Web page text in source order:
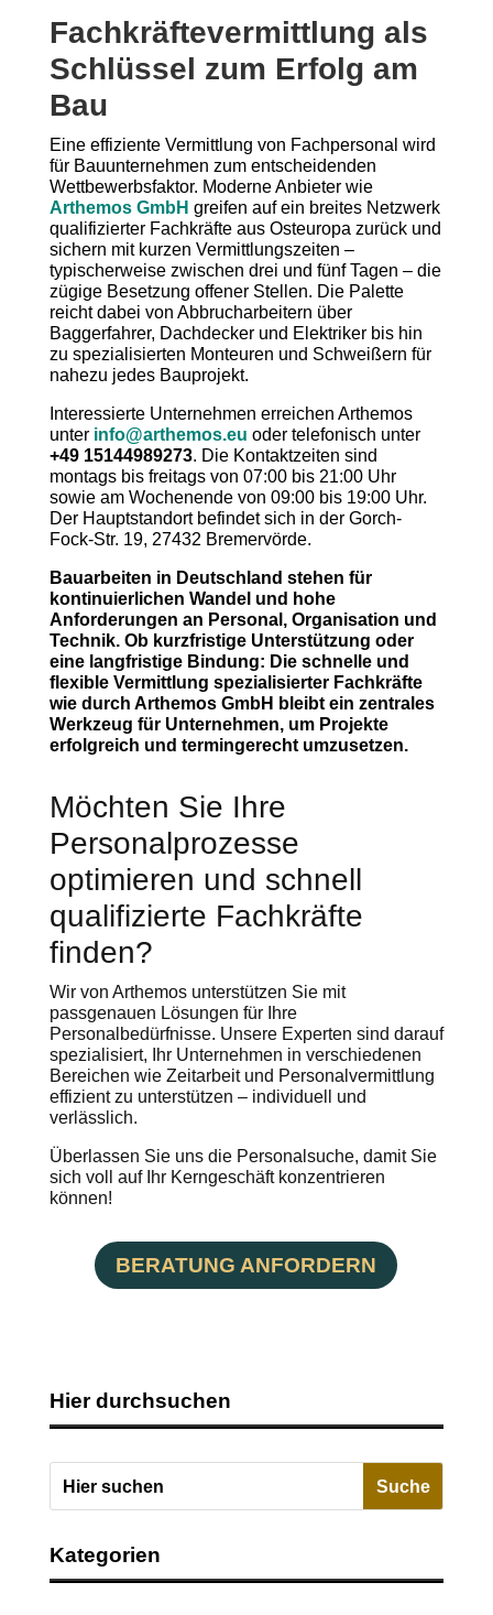
Fachkräftevermittlung als
Schlüssel zum Erfolg am
Bau
Eine effiziente Vermittlung von Fachpersonal wird
für Bauunternehmen zum entscheidenden
Wettbewerbsfaktor. Moderne Anbieter wie
Arthemos GmbH greifen auf ein breites Netzwerk
qualifizierter Fachkräfte aus Osteuropa zurück und
sichern mit kurzen Vermittlungszeiten –
typischerweise zwischen drei und fünf Tagen – die
zügige Besetzung offener Stellen. Die Palette
reicht dabei von Abbrucharbeitern über
Baggerfahrer, Dachdecker und Elektriker bis hin
zu spezialisierten Monteuren und Schweißern für
nahezu jedes Bauprojekt.
Interessierte Unternehmen erreichen Arthemos
unter info@arthemos.eu oder telefonisch unter
+49 15144989273. Die Kontaktzeiten sind
montags bis freitags von 07:00 bis 21:00 Uhr
sowie am Wochenende von 09:00 bis 19:00 Uhr.
Der Hauptstandort befindet sich in der Gorch-
Fock-Str. 19, 27432 Bremervörde.
Bauarbeiten in Deutschland stehen für
kontinuierlichen Wandel und hohe
Anforderungen an Personal, Organisation und
Technik. Ob kurzfristige Unterstützung oder
eine langfristige Bindung: Die schnelle und
flexible Vermittlung spezialisierter Fachkräfte
wie durch Arthemos GmbH bleibt ein zentrales
Werkzeug für Unternehmen, um Projekte
erfolgreich und termingerecht umzusetzen.
Möchten Sie Ihre
Personalprozesse
optimieren und schnell
qualifizierte Fachkräfte
finden?
Wir von Arthemos unterstützen Sie mit
passgenauen Lösungen für Ihre
Personalbedürfnisse. Unsere Experten sind darauf
spezialisiert, Ihr Unternehmen in verschiedenen
Bereichen wie Zeitarbeit und Personalvermittlung
effizient zu unterstützen – individuell und
verlässlich.
Überlassen Sie uns die Personalsuche, damit Sie
sich voll auf Ihr Kerngeschäft konzentrieren
können!
BERATUNG ANFORDERN
Hier durchsuchen
Kategorien